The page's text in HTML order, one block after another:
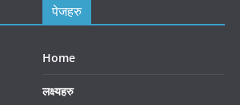
पेजहरु
Home
लक्ष्यहरु